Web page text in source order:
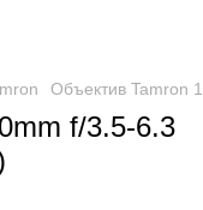
Объектив Tamron
f/3.5-6.3